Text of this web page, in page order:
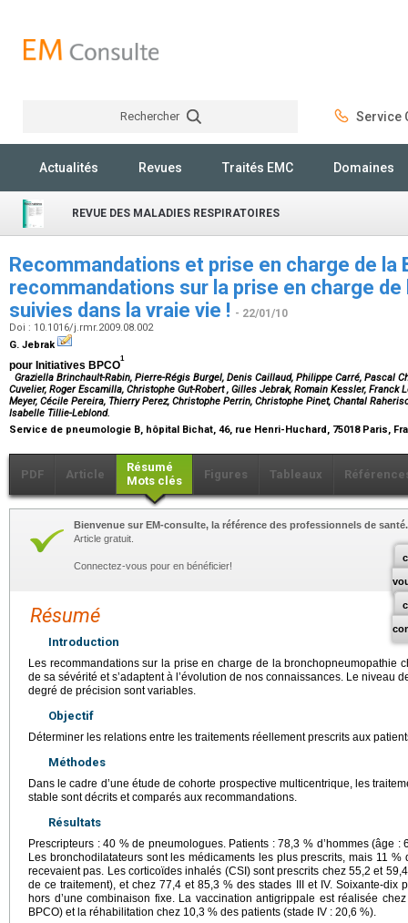
Rechercher Service
Actualités Revues Traités EMC Domaines
REVUE DES MALADIES RESPIRATOIRES
Recommandations et prise en charge de la
recommandations sur la prise en charge de
suivies dans la vraie vie ! - 22/01/10
Doi : 10.1016/j.rmr.2009.08.002
G. Jebrak
pour Initiatives BPCO
1
Graziella Brinchault-Rabin, Pierre-Régis Burgel, Denis Caillaud, Philippe Carré, Pascal
Cuvelier, Roger Escamilla, Christophe Gut-Robert , Gilles Jebrak, Romain Kessler, Franck
Meyer, Cécile Pereira, Thierry Perez, Christophe Perrin, Christophe Pinet, Chantal
Isabelle Tillie-Leblond.
Service de pneumologie B, hôpital Bichat, 46, rue Henri-Huchard, 75018 Paris,
PDF Article
Résumé
Mots clés
Figures Tableaux
Bienvenue sur EM-consulte, la référence des professionnels de santé.
Article gratuit.
Connectez-vous pour en bénéficier!
Résumé
Introduction
Les recommandations sur la prise en charge de la bronchopneumopathie
de sa sévérité et s’adaptent à l’évolution de nos connaissances. Le niveau
degré de précision sont variables.
Objectif
Déterminer les relations entre les traitements réellement prescrits aux
Méthodes
Dans le cadre d’une étude de cohorte prospective multicentrique, les
stable sont décrits et comparés aux recommandations.
Résultats
Prescripteurs : 40 % de pneumologues. Patients : 78,3 % d’hommes (âge :
Les bronchodilatateurs sont les médicaments les plus prescrits, mais 11 %
recevaient pas. Les corticoïdes inhalés (CSI) sont prescrits chez 55,2 et
de ce traitement), et chez 77,4 et 85,3 % des stades III et IV. Soixante-dix
hors d’une combinaison fixe. La vaccination antigrippale est réalisée
BPCO) et la réhabilitation chez 10,3 % des patients (stade IV : 20,6 %).